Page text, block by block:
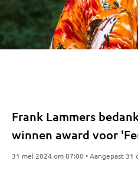
Frank Lammers
winnen award voor
31 mei 2024 om 07:00 • Aangepast